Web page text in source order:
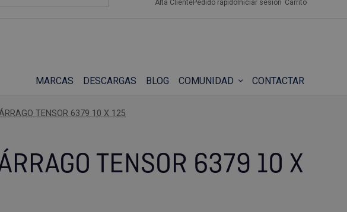
Alta ClientePedido rápido Iniciar sesión Carrito
MARCAS DESCARGAS BLOG COMUNIDAD CONTACTAR
TENSOR 6379 10 X 125
TENSOR 6379 10 X